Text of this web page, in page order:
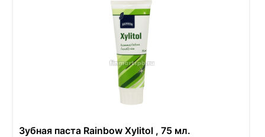
Зубная паста Rainbow Xylitol , 75 мл.